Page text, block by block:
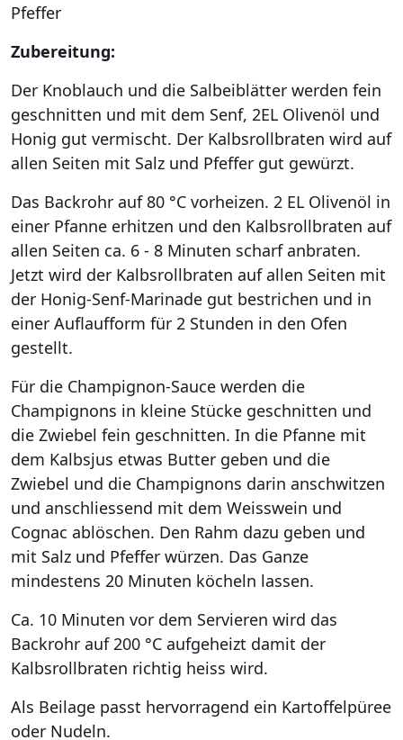
Pfeffer
Zubereitung:
Der Knoblauch und die Salbeiblätter werden fein
geschnitten und mit dem Senf, 2EL Olivenöl und
Honig gut vermischt. Der Kalbsrollbraten wird auf
allen Seiten mit Salz und Pfeffer gut gewürzt.
Das Backrohr auf 80 °C vorheizen. 2 EL Olivenöl in
einer Pfanne erhitzen und den Kalbsrollbraten auf
allen Seiten ca. 6 - 8 Minuten scharf anbraten.
Jetzt wird der Kalbsrollbraten auf allen Seiten mit
der Honig-Senf-Marinade gut bestrichen und in
einer Auflaufform für 2 Stunden in den Ofen
gestellt.
Für die Champignon-Sauce werden die
Champignons in kleine Stücke geschnitten und
die Zwiebel fein geschnitten. In die Pfanne mit
dem Kalbsjus etwas Butter geben und die
Zwiebel und die Champignons darin anschwitzen
und anschliessend mit dem Weisswein und
Cognac ablöschen. Den Rahm dazu geben und
mit Salz und Pfeffer würzen. Das Ganze
mindestens 20 Minuten köcheln lassen.
Ca. 10 Minuten vor dem Servieren wird das
Backrohr auf 200 °C aufgeheizt damit der
Kalbsrollbraten richtig heiss wird.
Als Beilage passt hervorragend ein Kartoffelpüree
oder Nudeln.